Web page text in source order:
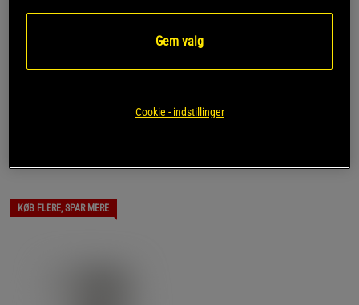
Køb
1000 ml
189 kr
KØB FLERE, SPAR MERE
Gem valg
Cookie - indstillinger